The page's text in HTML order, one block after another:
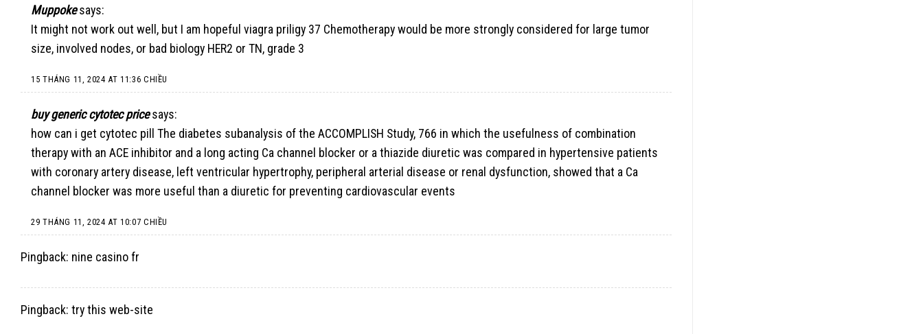
Muppoke says:
It might not work out well, but I am hopeful viagra priligy 37 Chemotherapy would be more strongly considered for large tumor
size, involved nodes, or bad biology HER2 or TN, grade 3
15 THÁNG 11, 2024 AT 11:36 CHIỀU
buy generic cytotec price says:
how can i get cytotec pill
The diabetes subanalysis of the ACCOMPLISH Study, 766 in which the usefulness of combination
therapy with an ACE inhibitor and a long acting Ca channel blocker or a thiazide diuretic was compared in hypertensive patients
with coronary artery disease, left ventricular hypertrophy, peripheral arterial disease or renal dysfunction, showed that a Ca
channel blocker was more useful than a diuretic for preventing cardiovascular events
29 THÁNG 11, 2024 AT 10:07 CHIỀU
Pingback: nine casino fr
Pingback: try this web-site